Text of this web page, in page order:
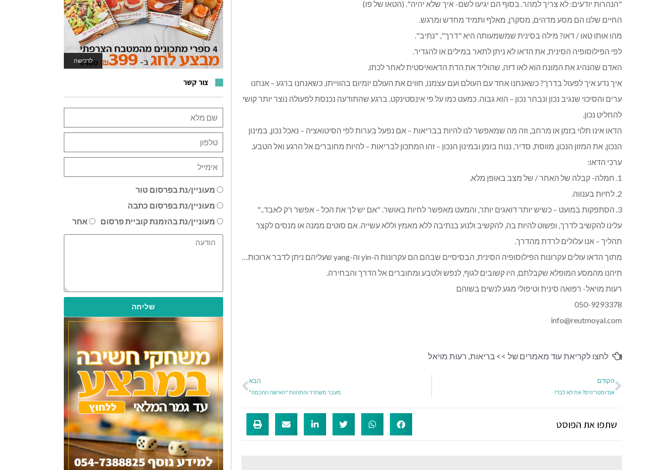
"הנהרות יודעים: לא צריך למהר. בסוף הם יגיעו לשם- איך שלא יהיה". (הטאו של פו)
החיים שלנו הם מסע מדהים, מסקרן, מאלף ותמיד מחדש ומרגש.
מהו אותו טאו / דאו? מילה בסינית שמשמעותה היא "דרך", "נתיב".
לפי הפילוסופיה הסינית, את הדאו לא ניתן לתאר במילים או להגדיר.
האדם שהנהיג את המונח הוא לאו דזה, שהוליד את הדת הדאואיסטית לאחר לכתו.
איך נדע איך לפעול בדרך? כשאנחנו אחד עם העולם ועם עצמנו, חווים את העולם יומיום בהווייתו, כשאנחנו ברגע – אנחנו
ערים והסיכוי שנגיב נכון ונבחר נכון – הוא גבוה. כמעט כמו על פי אינסטינקט, ברגע שהתודעה נכנסת לפעולה נוצר יותר קושי
להחליט נכון.
הדאו אינו תלוי בזמן או מרחב, וזה מה שמאפשר לנו להיות בבריאות – אם נפעל בערות לפי הסיטואציה – נאכל נכון, במינון
הנכון, את המזון הנכון, מווסת, סדיר, ננוח בזמן ובמינון הנכון – זהו המתכון לבריאות – להיות מחוברים אל הרגע ואל הטבע.
ערכי הדאו:
1. חמלה- קבלה של האחר / של מצב באופן מלא.
2. לחיות בענווה.
3. הסתפקות במועט – כשיש יותר דואגים יותר, והמעט מאפשר לחיות באושר. "אם יש לך את הכל – אפשר רק לאבד.."
עלינו להקשיב לדרך, ופשוט להיות בה, להקשיב ולנוע בנתיבה ללא מאמץ וללא עשייה. אם סוטים ממנה או מנסים לקצר
תהליך – אנו עלולים לרדת מהדרך.
מתוך הדאו עולים עקרונות הפילוסופיה הסינית, הבסיסיים שבהם הם עקרונות ה-yin וה-yang שעליהם ניתן לדבר ארוכות…
תיהנו מהמסע המופלא שקבלתם, היו קשובים לגוף, לנפש ולטבע ומחוברים אל הדרך והבחירה.
רעות מויאל- רפואה סינית וטיפולי מגע לנשים בשוהם
050-9293378
info@reutmoyal.com
לחצו לקריאת עוד מאמרים של >>בריאות, רעות מויאל
הקודם
אנדומטריוזיס? את לא לבד!
הבא
מעבר משחרר והתהוות "האישה החכמה"
שתפו את הפוסט
לרכישה
לאתר המשחקים
צור קשר
מעוניין/נת בפרסום טור
מעוניין/נת בפרסום כתבה
מעוניין/נת בהזמנת קוביית פרסום
אחר
שליחה